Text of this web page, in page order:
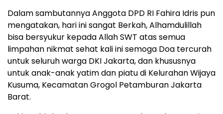
Dalam sambutannya Anggota DPD RI Fahira Idris pun
mengatakan, hari ini sangat Berkah, Alhamdulillah
bisa bersyukur kepada Allah SWT atas semua
limpahan nikmat sehat kali ini semoga Doa tercurah
untuk seluruh warga DKI Jakarta, dan khususnya
untuk anak-anak yatim dan piatu di Kelurahan Wijaya
Kusuma, Kecamatan Grogol Petamburan Jakarta
Barat.